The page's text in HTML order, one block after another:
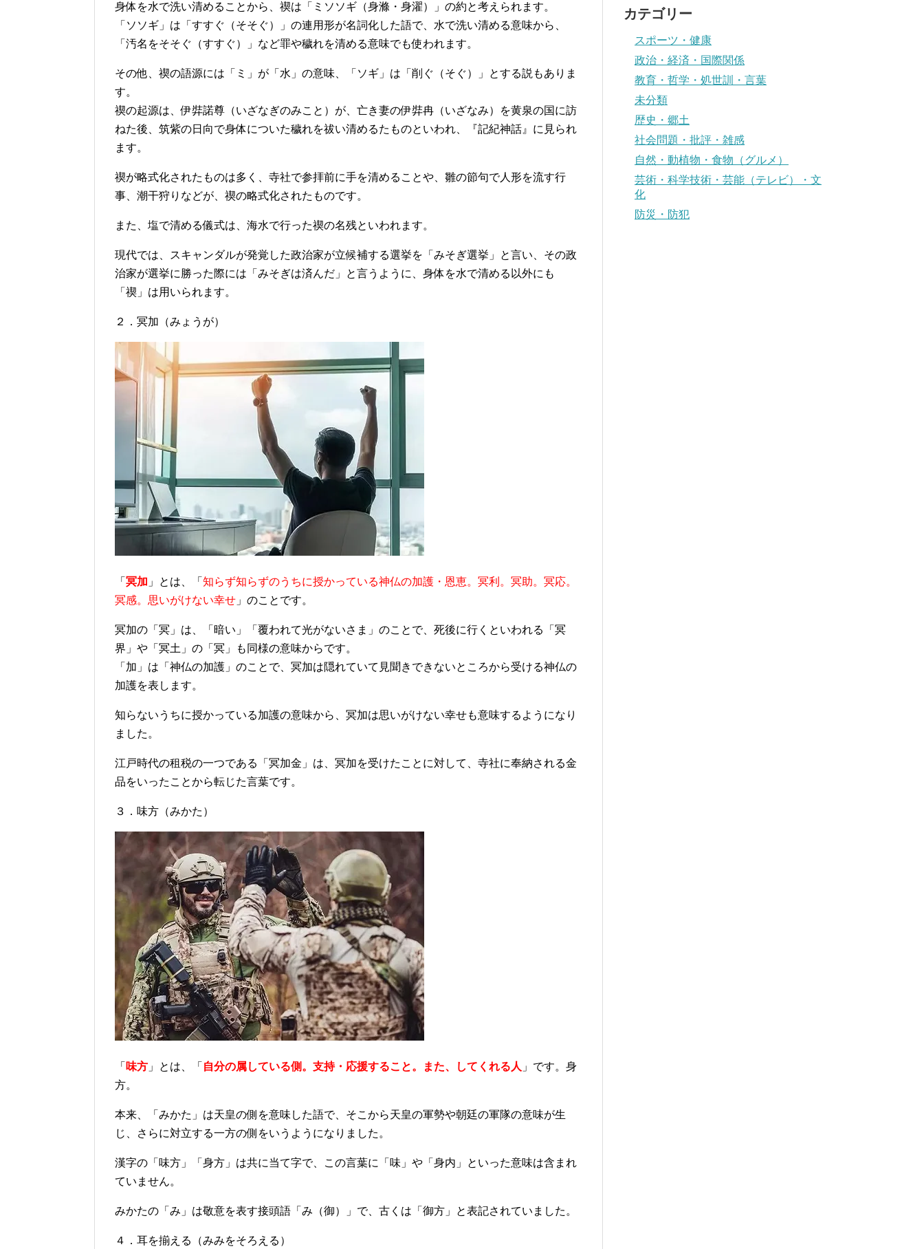
身体を水で洗い清めることから、禊は「ミソソギ（身滌・身濯）」の約と考えられます。
「ソソギ」は「すすぐ（そそぐ）」の連用形が名詞化した語で、水で洗い清める意味から、
「汚名をそそぐ（すすぐ）」など罪や穢れを清める意味でも使われます。
その他、禊の語源には「ミ」が「水」の意味、「ソギ」は「削ぐ（そぐ）」とする説もありま
す。
禊の起源は、伊弉諾尊（いざなぎのみこと）が、亡き妻の伊弉冉（いざなみ）を黄泉の国に訪
ねた後、筑紫の日向で身体についた穢れを祓い清めるたものといわれ、『記紀神話』に見られ
ます。
禊が略式化されたものは多く、寺社で参拝前に手を清めることや、雛の節句で人形を流す行
事、潮干狩りなどが、禊の略式化されたものです。
また、塩で清める儀式は、海水で行った禊の名残といわれます。
現代では、スキャンダルが発覚した政治家が立候補する選挙を「みそぎ選挙」と言い、その政
治家が選挙に勝った際には「みそぎは済んだ」と言うように、身体を水で清める以外にも
「禊」は用いられます。
２．冥加（みょうが）
「 冥加 」とは、「 知らず知らずのうちに授かっている神仏の加護・恩恵。冥利。冥助。冥応。
冥感。思いがけない幸せ 」のことです。
冥加の「冥」は、「暗い」「覆われて光がないさま」のことで、死後に行くといわれる「冥
界」や「冥土」の「冥」も同様の意味からです。
「加」は「神仏の加護」のことで、冥加は隠れていて見聞きできないところから受ける神仏の
加護を表します。
知らないうちに授かっている加護の意味から、冥加は思いがけない幸せも意味するようになり
ました。
江戸時代の租税の一つである「冥加金」は、冥加を受けたことに対して、寺社に奉納される金
品をいったことから転じた言葉です。
３．味方（みかた）
「 味方 」とは、「 自分の属している側。支持・応援すること。また、してくれる人 」です。身
方。
本来、「みかた」は天皇の側を意味した語で、そこから天皇の軍勢や朝廷の軍隊の意味が生
じ、さらに対立する一方の側をいうようになりました。
漢字の「味方」「身方」は共に当て字で、この言葉に「味」や「身内」といった意味は含まれ
ていません。
みかたの「み」は敬意を表す接頭語「み（御）」で、古くは「御方」と表記されていました。
４．耳を揃える（みみをそろえる）
カテゴリー
スポーツ・健康
政治・経済・国際関係
教育・哲学・処世訓・言葉
未分類
歴史・郷土
社会問題・批評・雑感
自然・動植物・食物（グルメ）
芸術・科学技術・芸能（テレビ）・文
化
防災・防犯